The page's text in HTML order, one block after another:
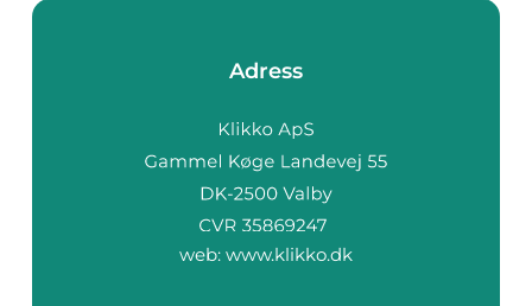
Adress
web: www.klikko.dk